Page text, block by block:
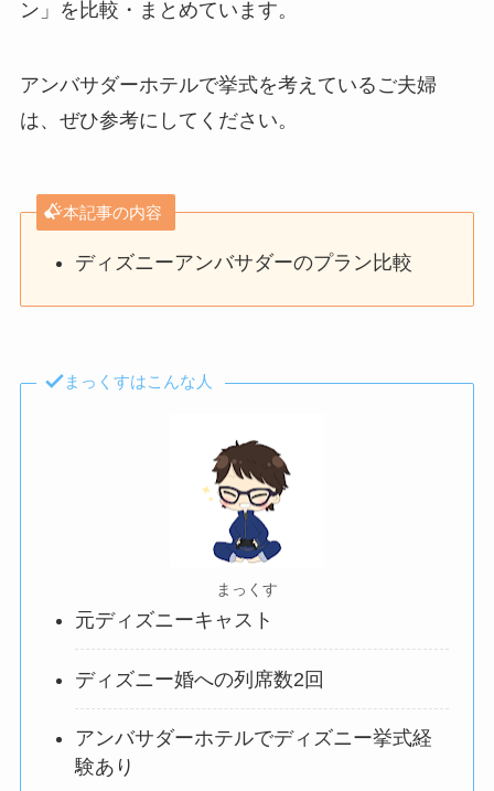
ン」を比較・まとめています。
アンバサダーホテルで挙式を考えているご夫婦
は、ぜひ参考にしてください。
本記事の内容
ディズニーアンバサダーのプラン比較
まっくすはこんな人
まっくす
元ディズニーキャスト
ディズニー婚への列席数2回
アンバサダーホテルでディズニー挙式経
験あり